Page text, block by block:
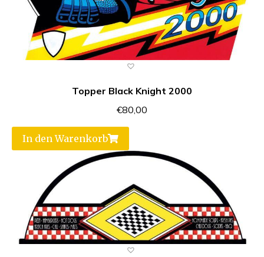
Topper Black Knight 2000
€80,00
In den Warenkorb